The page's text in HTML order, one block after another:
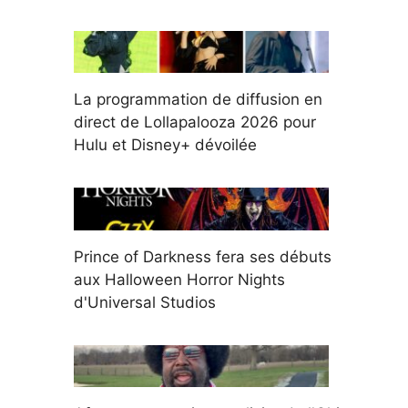
La programmation de diffusion en
direct de Lollapalooza 2026 pour
Hulu et Disney+ dévoilée
Prince of Darkness fera ses débuts
aux Halloween Horror Nights
d'Universal Studios